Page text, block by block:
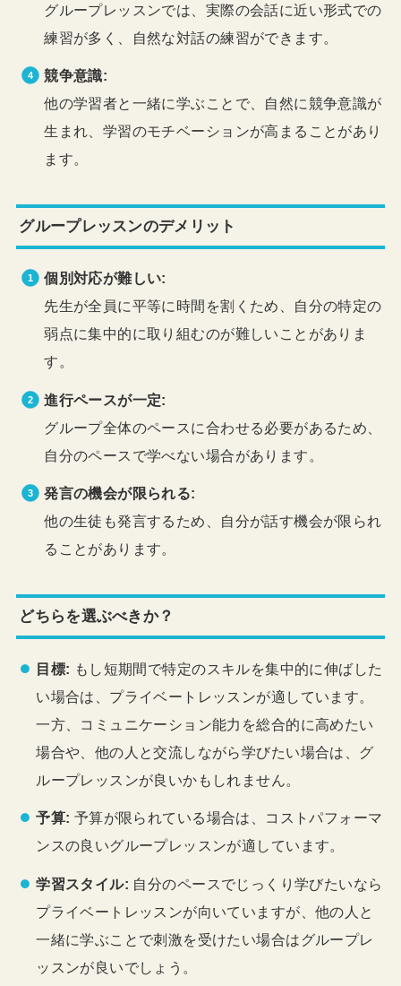
グループレッスンでは、実際の会話に近い形式での
練習が多く、自然な対話の練習ができます。
競争意識:
他の学習者と一緒に学ぶことで、自然に競争意識が
生まれ、学習のモチベーションが高まることがあり
ます。
グループレッスンのデメリット
個別対応が難しい:
先生が全員に平等に時間を割くため、自分の特定の
弱点に集中的に取り組むのが難しいことがありま
す。
進行ペースが一定:
グループ全体のペースに合わせる必要があるため、
自分のペースで学べない場合があります。
発言の機会が限られる:
他の生徒も発言するため、自分が話す機会が限られ
ることがあります。
どちらを選ぶべきか？
目標: もし短期間で特定のスキルを集中的に伸ばした
い場合は、プライベートレッスンが適しています。
一方、コミュニケーション能力を総合的に高めたい
場合や、他の人と交流しながら学びたい場合は、グ
ループレッスンが良いかもしれません。
予算: 予算が限られている場合は、コストパフォーマ
ンスの良いグループレッスンが適しています。
学習スタイル: 自分のペースでじっくり学びたいなら
プライベートレッスンが向いていますが、他の人と
一緒に学ぶことで刺激を受けたい場合はグループレ
ッスンが良いでしょう。